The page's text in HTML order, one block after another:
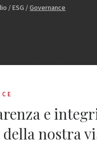
/ESG/Governance
e
nostra